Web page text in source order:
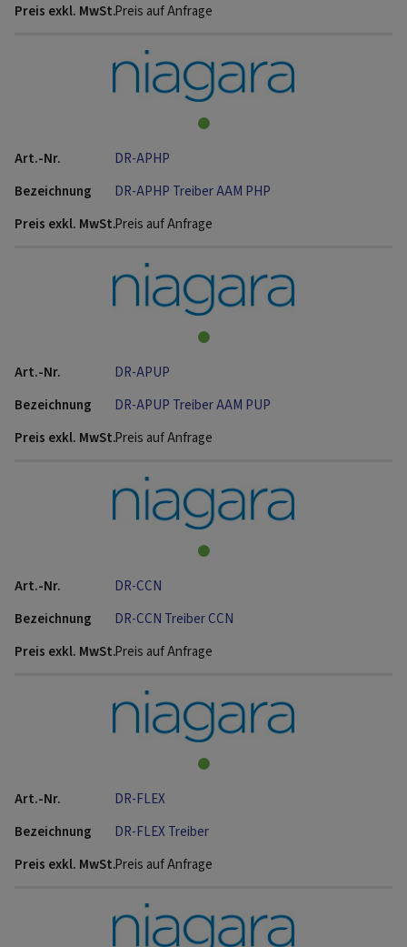
Preis auf Anfrage
DR-APHP
DR-APHP Treiber AAM PHP
Preis auf Anfrage
DR-APUP
DR-APUP Treiber AAM PUP
Preis auf Anfrage
DR-CCN
DR-CCN Treiber CCN
Preis auf Anfrage
DR-FLEX
DR-FLEX Treiber
Preis auf Anfrage